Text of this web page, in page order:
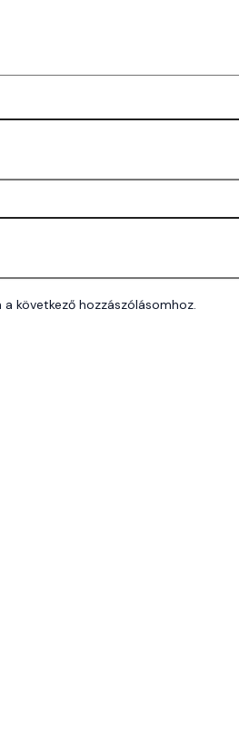
következő hozzászólásomhoz.